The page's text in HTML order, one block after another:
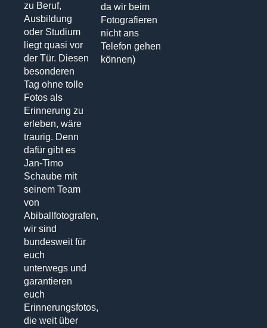
zu Beruf,
Ausbildung
oder Studium
liegt quasi vor
der Tür. Diesen
besonderen
Tag ohne tolle
Fotos als
Erinnerung zu
erleben, wäre
traurig. Denn
dafür gibt es
Jan-Timo
Schaube mit
seinem Team
von
Abiballfotografen,
wir sind
bundesweit für
euch
unterwegs und
garantieren
euch
Erinnerungsfotos,
die weit über
da wir beim
Fotografieren
nicht ans
Telefon gehen
können)